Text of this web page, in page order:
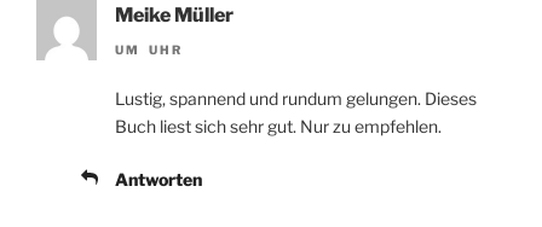
Meike Müller
UM UHR
Lustig, spannend und rundum gelungen. Dieses
Buch liest sich sehr gut. Nur zu empfehlen.
Antworten